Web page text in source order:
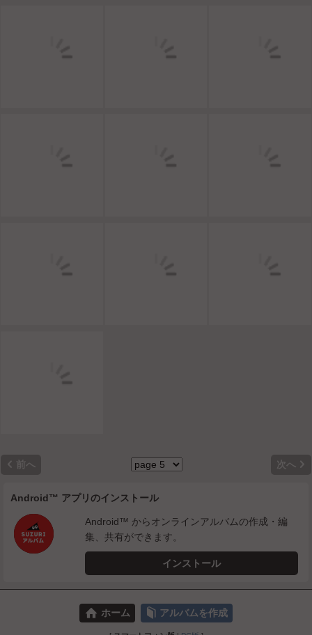
 前へ 次へ 
Android™ アプリのインストール
Android™ からオンラインアルバムの作成・編
集、共有ができます。
インストール
⌂ ホーム 📕 アルバムを作成